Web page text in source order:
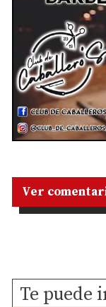
Ver
Te puede